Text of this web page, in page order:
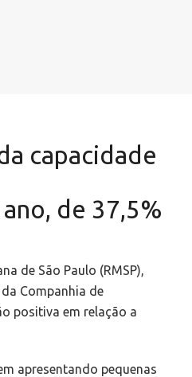
capacidade
de 37,5%
de São Paulo (RMSP),
Companhia de
positiva em relação a
apresentando pequenas